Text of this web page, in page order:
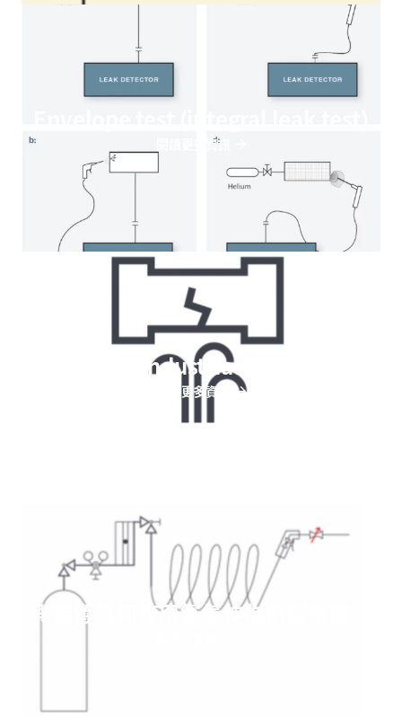
閱讀更多資訊
Helium for Industrial leaks testing
閱讀更多資訊
測漏儀為何使用氦氣作為追蹤氣體？